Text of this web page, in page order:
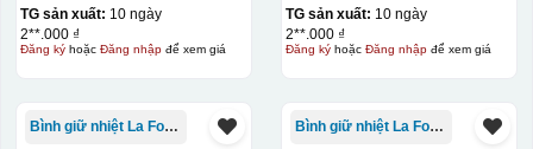
TG sản xuất: 10 ngày
2**.000 ₫
Đăng kýhoặc Đăng nhậpđể xem giá
TG sản xuất: 10 ngày
2**.000 ₫
Đăng kýhoặc Đăng nhậpđể xem giá
Bình giữ nhiệt La Fonte Bình giữ nhiệt La Fonte